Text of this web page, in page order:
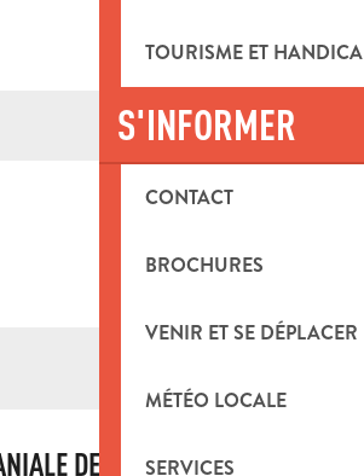
TOURISME ET
S'INFORMER
CONTACT
BROCHURES
VENIR ET SE DÉPLACER
MÉTÉO LOCALE
SERVICES
DE CUGES LES PINS